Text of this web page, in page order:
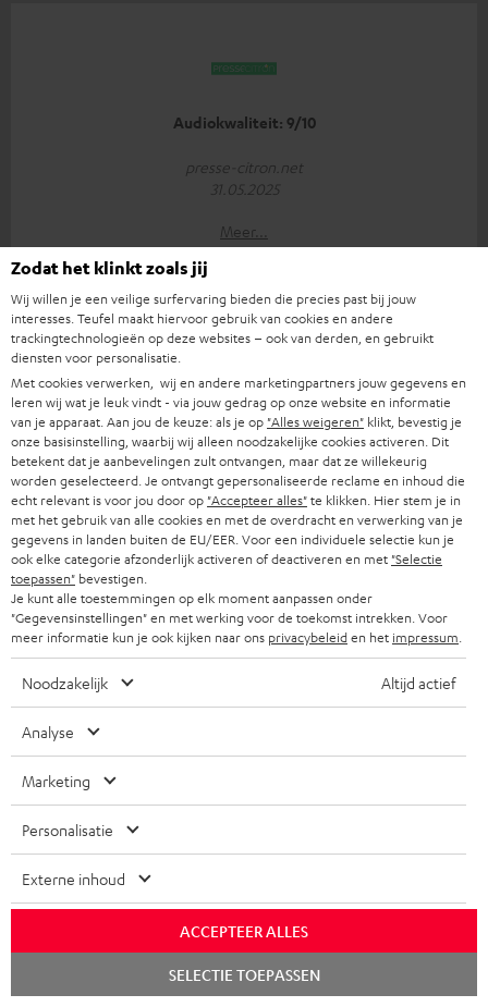
Audiokwaliteit: 9/10
presse-citron.net
31.05.2025
Meer...
"... zorgt voor een mooi gebalanceerd geluid..."
www.kopfhoerer.de
05/2025
Meer...
Accessoires
Benodigde accessoires
levering zijn inbegrepen
Zodat het klinkt zoals jij
Wij willen je een veilige surfervaring bieden die precies past bij jouw
interesses. Teufel maakt hiervoor gebruik van cookies en andere
trackingtechnologieën op deze websites – ook van derden, en gebruikt
diensten voor personalisatie.
Met cookies verwerken, wij en andere marketingpartners jouw gegevens en
leren wij wat je leuk vindt - via jouw gedrag op onze website en informatie
van je apparaat. Aan jou de keuze: als je op "Alles weigeren" klikt, bevestig je
onze basisinstelling, waarbij wij alleen noodzakelijke cookies activeren. Dit
betekent dat je aanbevelingen zult ontvangen, maar dat ze willekeurig
worden geselecteerd. Je ontvangt gepersonaliseerde reclame en inhoud die
echt relevant is voor jou door op "Accepteer alles"te klikken. Hier stem je in
met het gebruik van alle cookies en met de overdracht en verwerking van je
gegevens in landen buiten de EU/EER. Voor een individuele selectie kun je
ook elke categorie afzonderlijk activeren of deactiveren en met "Selectie
toepassen" bevestigen.
Je kunt alle toestemmingen op elk moment aanpassen onder
"Gegevensinstellingen" en met werking voor de toekomst intrekken. Voor
meer informatie kun je ook kijken naar ons privacybeleiden het impressum
Noodzakelijk Altijd actief
Analyse
Marketing
Personalisatie
Externe inhoud
ACCEPTEER ALLES
SELECTIE TOEPASSEN